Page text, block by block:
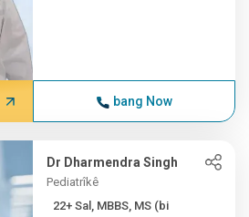
bang Now
Dr Dharmendra Singh
Pediatrîkê
22+ Sal, MBBS, MS (bi